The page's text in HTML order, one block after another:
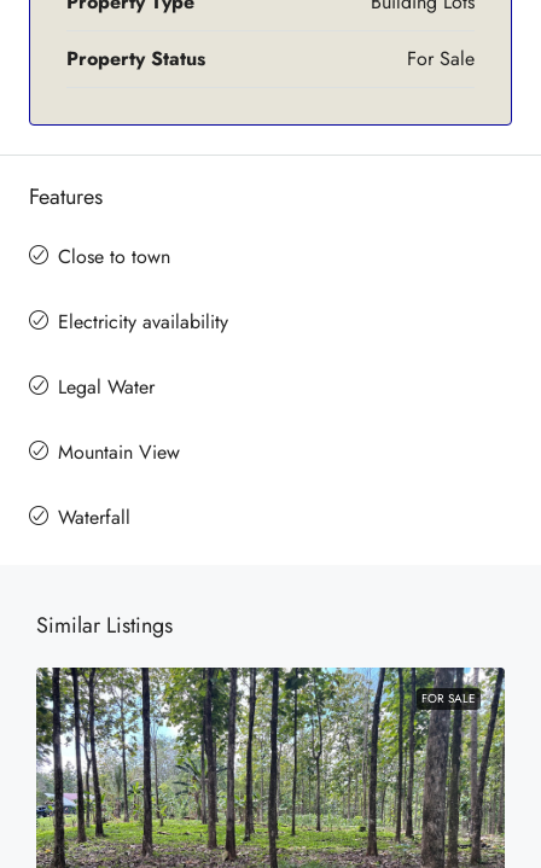
Property Status For Sale
Features
Close to town
Electricity availability
Legal Water
Mountain View
Waterfall
Similar Listings
FOR SALE